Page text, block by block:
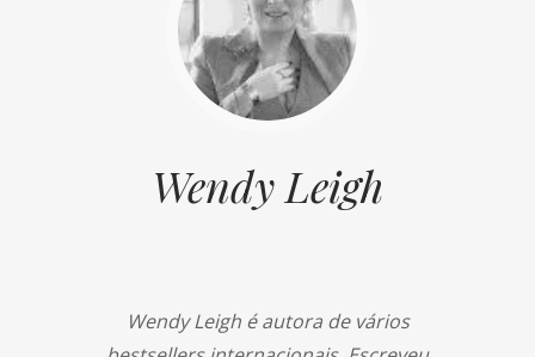
Wendy Leigh
Wendy Leigh é autora de vários